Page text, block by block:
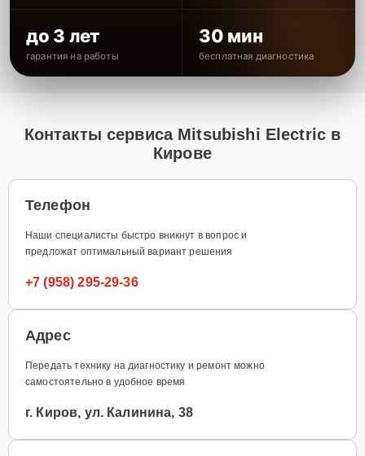
до 3 лет
гарантия на работы
30 мин
бесплатная диагностика
Контакты сервиса Mitsubishi Electric в
Кирове
Телефон
Наши специалисты быстро вникнут в вопрос и
предложат оптимальный вариант решения
+7 (958) 295-29-36
Адрес
Передать технику на диагностику и ремонт можно
самостоятельно в удобное время
г. Киров, ул. Калинина, 38